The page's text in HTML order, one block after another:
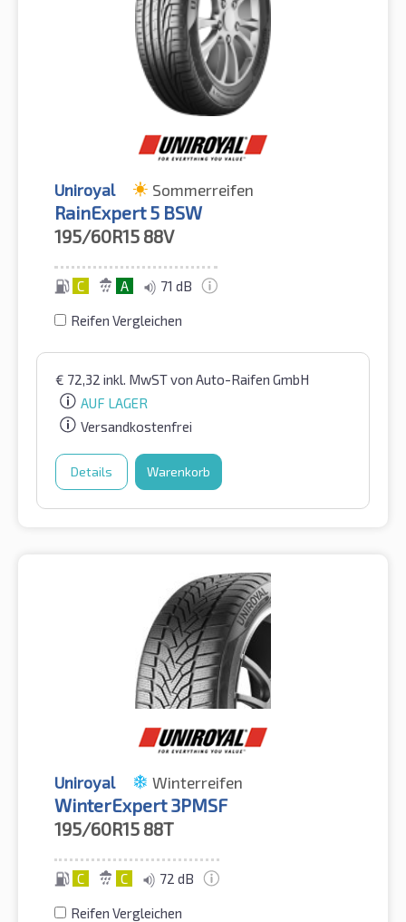
Uniroyal Sommerreifen
RainExpert 5 BSW
195/60R15 88V
C A 71 dB
Reifen Vergleichen
€ 72,32 inkl. MwSTvon Auto-Raifen GmbH
AUF LAGER
Versandkostenfrei
Details Warenkorb
Uniroyal Winterreifen
WinterExpert 3PMSF
195/60R15 88T
C C 72 dB
Reifen Vergleichen